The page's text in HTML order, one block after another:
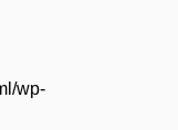
wp-